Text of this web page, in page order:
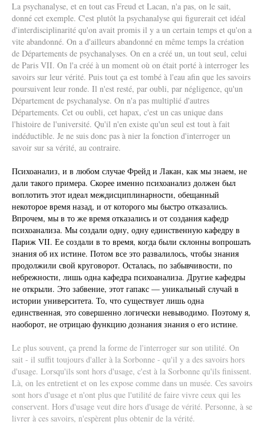
La psychanalyse, et en tout cas Freud et Lacan, n'a pas, on le sait,
donné cet exemple. C'est plutôt la psychanalyse qui figurerait cet idéal
d'interdisciplinarité qu'on avait promis il y a un certain temps et qu'on a
vite abandonné. On a d'ailleurs abandonné en même temps la création
de Départements de psychanalyses. On en a créé un, un tout seul, celui
de Paris VII. On l'a créé à un moment où on était porté à interroger les
savoirs sur leur vérité. Puis tout ça est tombé à l'eau afin que les savoirs
poursuivent leur ronde. Il n'est resté, par oubli, par négligence, qu'un
Département de psychanalyse. On n'a pas multiplié d'autres
Départements. Cet ou oubli, cet hapax, c'est un cas unique dans
l'histoire de l'université. Qu'il n'en existe qu'un seul est tout à fait
indéductible. Je ne suis donc pas à nier la fonction d'interroger un
savoir sur sa vérité, au contraire.
Психоанализ, и в любом случае Фрейд и Лакан, как мы знаем, не
дали такого примера. Скорее именно психоанализ должен был
воплотить этот идеал междисциплинарности, обещанный
некоторое время назад, и от которого мы быстро отказались.
Впрочем, мы в то же время отказались и от создания кафедр
психоанализа. Мы создали одну, одну единственную кафедру в
Париж VII. Ее создали в то время, когда были склонны вопрошать
знания об их истине. Потом все это развалилось, чтобы знания
продолжили свой круговорот. Осталась, по забывчивости, по
небрежности, лишь одна кафедра психоанализа. Другие кафедры
не открыли. Это забвение, этот гапакс — уникальный случай в
истории университета. То, что существует лишь одна
единственная, это совершенно логически невыводимо. Поэтому я,
наоборот, не отрицаю функцию дознания знания о его истине.
Le plus souvent, ça prend la forme de l'interroger sur son utilité. On
sait - il suffit toujours d'aller à la Sorbonne - qu'il y a des savoirs hors
d'usage. Lorsqu'ils sont hors d'usage, c'est à la Sorbonne qu'ils finissent.
Là, on les entretient et on les expose comme dans un musée. Ces savoirs
sont hors d'usage et n'ont plus que l'utilité de faire vivre ceux qui les
conservent. Hors d'usage veut dire hors d'usage de vérité. Personne, à se
livrer à ces savoirs, n'espèrent plus obtenir de la vérité.